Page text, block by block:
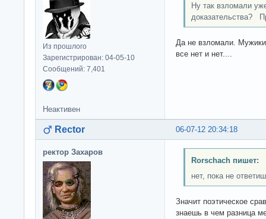
Из прошлого
Зарегистрирован: 04-05-10
Сообщений: 7,401
Ну так взломали
доказательства?
Да не взломали. Мужики
все нет и нет....
Неактивен
06-07-12 20:34:18
Rector
ректор Захаров
Rorschach пишет:
нет, пока не
Значит поэтическое
знаешь в чем разница